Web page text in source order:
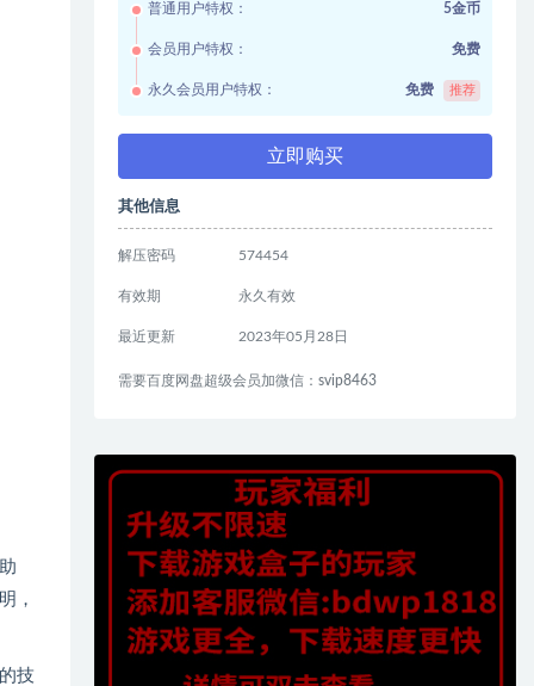
，
技
普通用户特权： 5金币
会员用户特权： 免费
永久会员用户特权： 免费 推荐
立即购买
其他信息
解压密码 574454
有效期 永久有效
最近更新 2023年05月28日
需要百度网盘超级会员加微信：svip8463